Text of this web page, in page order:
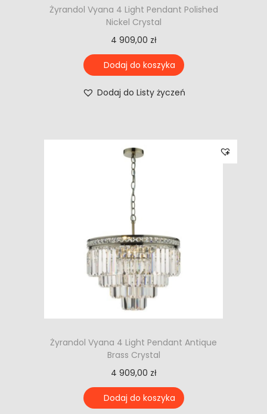
Żyrandol Vyana 4 Light Pendant Polished
Nickel Crystal
4 909,00 zł
Dodaj do koszyka
Dodaj do Listy życzeń
Żyrandol Vyana 4 Light Pendant Antique
Brass Crystal
4 909,00 zł
Dodaj do koszyka